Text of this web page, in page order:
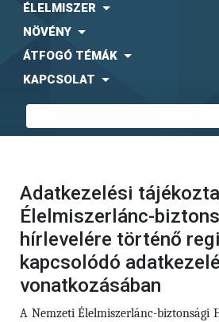
ÉLELMISZER
NÖVÉNY
ÁTFOGÓ TÉMÁK
KAPCSOLAT
Adatkezelési
Élelmiszerlánc-
hírlevelére történő
kapcsolódó
vonatkozásában
A Nemzeti Élelmiszerlánc-biztonsági